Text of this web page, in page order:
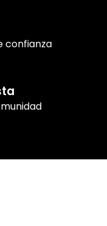
confianza